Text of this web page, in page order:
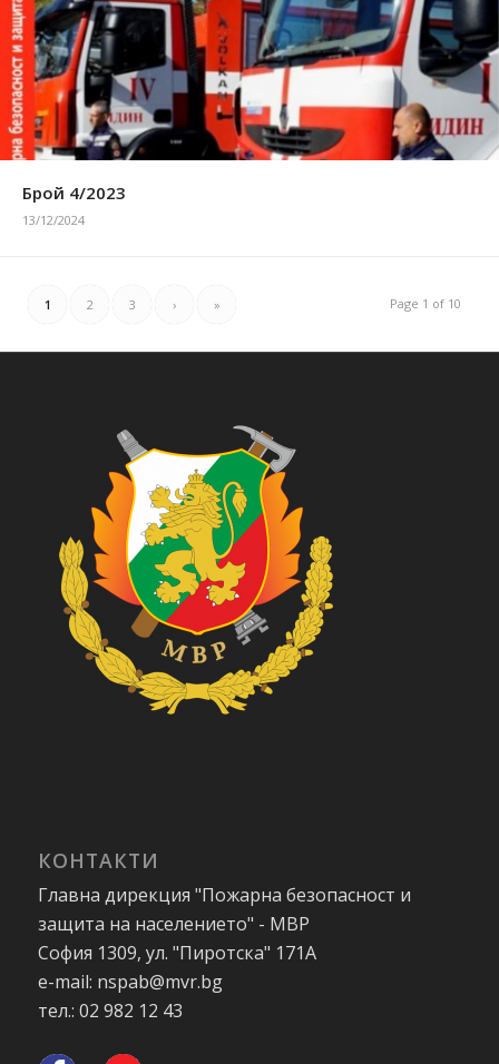
Брой 4/2023
13/12/2024
Page 1 of 10
1 2 3 › »
КОНТАКТИ
Главна дирекция "Пожарна безопасност и
защита на населението" - МВР
София 1309, ул. "Пиротска" 171А
e-mail: nspab@mvr.bg
тел.: 02 982 12 43